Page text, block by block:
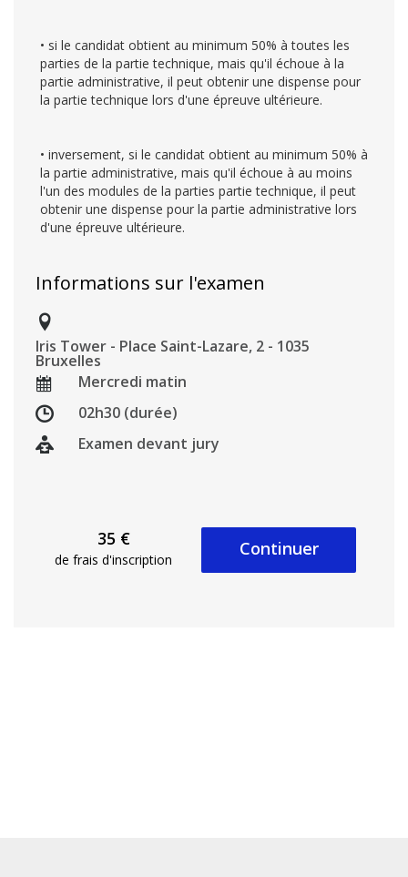
• si le candidat obtient au minimum 50% à toutes les
parties de la partie technique, mais qu'il échoue à la
partie administrative, il peut obtenir une dispense pour
la partie technique lors d'une épreuve ultérieure.
• inversement, si le candidat obtient au minimum 50% à
la partie administrative, mais qu'il échoue à au moins
l'un des modules de la parties partie technique, il peut
obtenir une dispense pour la partie administrative lors
d'une épreuve ultérieure.
Informations sur l'examen
Iris Tower - Place Saint-Lazare, 2 - 1035
Bruxelles
Mercredi matin
02h30 (durée)
Examen devant jury
35 €
de frais d'inscription
Continuer